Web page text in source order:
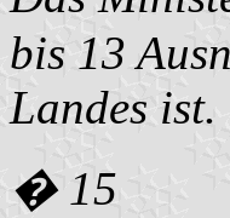
bis 13
Landes ist.
� 15